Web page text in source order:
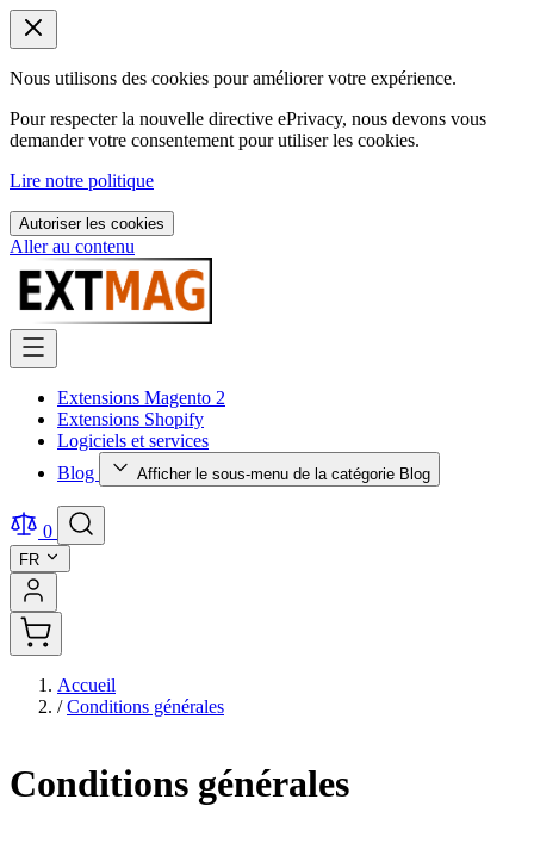
Nous utilisons des cookies pour améliorer votre expérience.
Pour respecter la nouvelle directive ePrivacy, nous devons vous
demander votre consentement pour utiliser les cookies.
Lire notre politique
Autoriser les cookies
Aller au contenu
Extensions Magento 2
Extensions Shopify
Logiciels et services
Blog
Afficher le sous-menu de la catégorie Blog
0
FR
Accueil
/ Conditions générales
Conditions générales